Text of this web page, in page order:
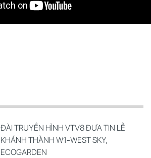
ĐÀI TRUYỀN HÌNH VTV8 ĐƯA TIN LỄ
KHÁNH THÀNH W1-WEST SKY,
ECOGARDEN